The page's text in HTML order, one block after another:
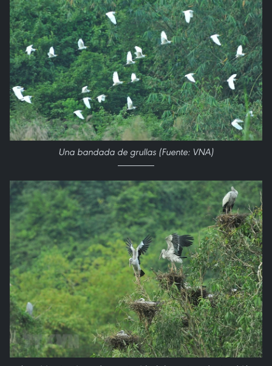
Una bandada de grullas (Fuente: VNA)